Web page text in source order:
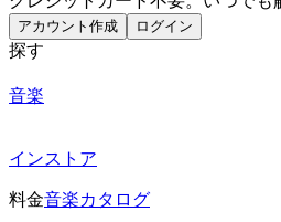
アカウント作成 ログイン
探す
音楽
インストア
料金音楽カタログ